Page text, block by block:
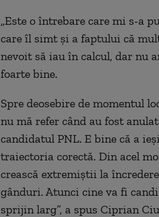
„Este o întrebare care mi s-a
care îl simt și a faptului că
nevoit să iau în calcul, dar nu
foarte bine.
Spre deosebire de momentul
nu mă refer când au fost
candidatul PNL. E bine că a
traiectoria corectă. Din acel
crească extremiștii la
gânduri. Atunci cine va fi
sprijin larg”, a spus Ciprian